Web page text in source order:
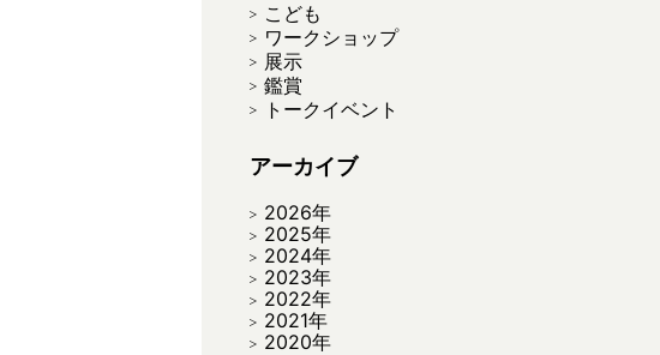
こども
ワークショップ
展示
鑑賞
トークイベント
アーカイブ
2026年
2025年
2024年
2023年
2022年
2021年
2020年